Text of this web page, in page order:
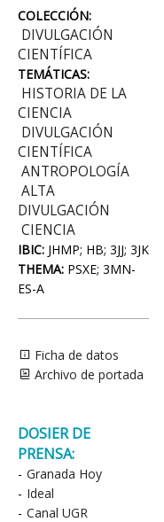
COLECCIÓN:
DIVULGACIÓN
CIENTÍFICA
TEMÁTICAS:
HISTORIA DE LA
CIENCIA
DIVULGACIÓN
CIENTÍFICA
ANTROPOLOGÍA
ALTA
DIVULGACIÓN
CIENCIA
IBIC: JHMP; HB; 3JJ; 3JK
THEMA: PSXE; 3MN-
ES-A
Ficha de datos
Archivo de portada
DOSIER DE
PRENSA:
- Granada Hoy
- Ideal
- Canal UGR